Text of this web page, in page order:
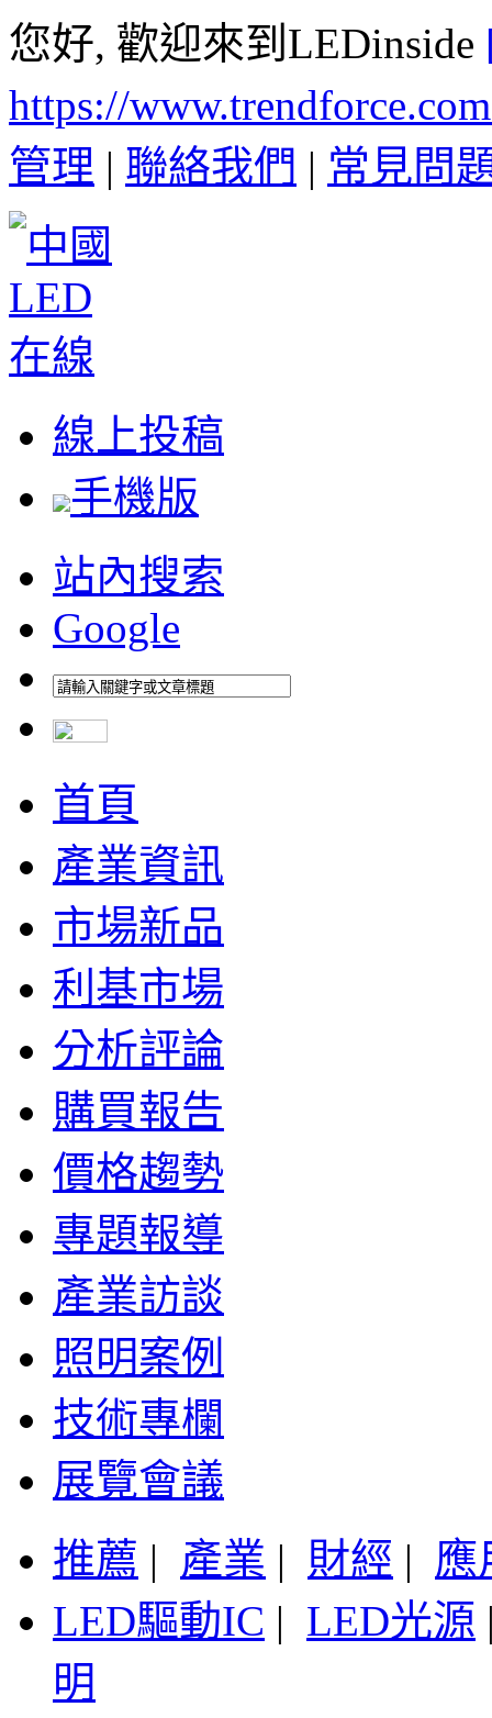
您好, 歡迎來到LEDinside
https://
管理 | 聯絡我們 | 常見問
線上投稿
手機版
站內搜索
Google
首頁
產業資訊
市場新品
利基市場
分析評論
購買報告
價格趨勢
專題報導
產業訪談
照明案例
技術專欄
展覽會議
推薦 | 產業 | 財經 | 應
LED驅動IC | LED光源
明